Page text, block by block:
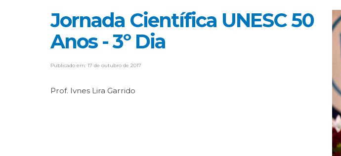
Jornada Científica UNESC 50
Anos - 3º Dia
Publicado em: 17 de outubro de 2017
Prof. Ivnes Lira Garrido